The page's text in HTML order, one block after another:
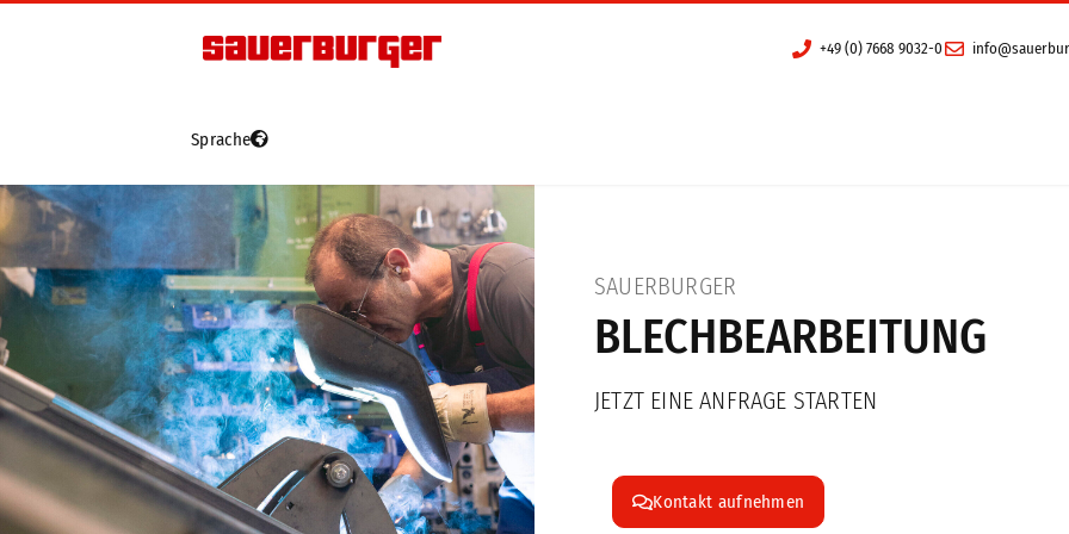
+49 (0) 7668 9032-0
Fahrzeuge
Grip4-70
Grip4-70 Premium
Grip4-75
Grip4-140
e-grip
Gebrauchte
Bodenbearbeitung
Mähwerke
Tierhaltung
Gebrauchte
Frankreich
Kontakt
Sprache
SAUERBURGER
BLECHBEARBEITUNG
JETZT EINE ANFRAGE STARTEN
Kontakt aufnehmen